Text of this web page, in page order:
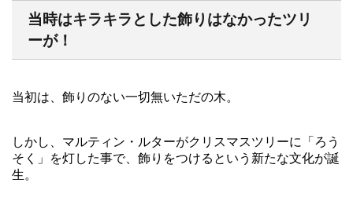
当時はキラキラとした飾りはなかったツリ
ーが！
当初は、飾りのない一切無いただの木。
しかし、マルティン・ルターがクリスマスツリーに「ろう
そく」を灯した事で、飾りをつけるという新たな文化が誕
生。